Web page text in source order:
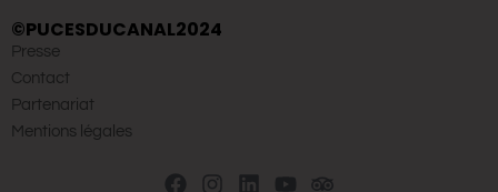
©PUCESDUCANAL2024
Presse
Contact
Partenariat
Mentions légales